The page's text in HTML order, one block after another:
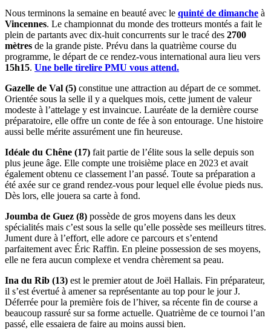
Nous terminons la semaine en beauté avec le quinté de dimanche à
Vincennes. Le championnat du monde des trotteurs montés a fait le
plein de partants avec dix-huit concurrents sur le tracé des 2700
mètres de la grande piste. Prévu dans la quatrième course du
programme, le départ de ce rendez-vous international aura lieu vers
15h15. Une belle tirelire PMU vous attend.
Gazelle de Val (5) constitue une attraction au départ de ce sommet.
Orientée sous la selle il y a quelques mois, cette jument de valeur
modeste à l’attelage y est invaincue. Lauréate de la dernière course
préparatoire, elle offre un conte de fée à son entourage. Une histoire
aussi belle mérite assurément une fin heureuse.
Idéale du Chêne (17) fait partie de l’élite sous la selle depuis son
plus jeune âge. Elle compte une troisième place en 2023 et avait
également obtenu ce classement l’an passé. Toute sa préparation a
été axée sur ce grand rendez-vous pour lequel elle évolue pieds nus.
Dès lors, elle jouera sa carte à fond.
Joumba de Guez (8) possède de gros moyens dans les deux
spécialités mais c’est sous la selle qu’elle possède ses meilleurs titres.
Jument dure à l’effort, elle adore ce parcours et s’entend
parfaitement avec Éric Raffin. En pleine possession de ses moyens,
elle ne fera aucun complexe et vendra chèrement sa peau.
Ina du Rib (13) est le premier atout de Joël Hallais. Fin préparateur,
il s’est évertué à amener sa représentante au top pour le jour J.
Déferrée pour la première fois de l’hiver, sa récente fin de course a
beaucoup rassuré sur sa forme actuelle. Quatrième de ce tournoi l’an
passé, elle essaiera de faire au moins aussi bien.